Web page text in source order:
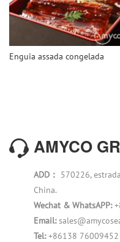
Enguia assada congelada
AMYCO
ADD： 570226,
China.
Wechat & WhatsAPP:
Email:
Tel:+86138 76009452